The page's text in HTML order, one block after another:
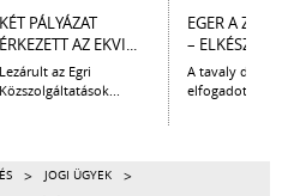
KÉT PÁLYÁZAT
ÉRKEZETT AZ EKVI...
Lezárult az Egri
Közszolgáltatások...
EGER A
– ELKÉSZÜLT
A tavaly
elfogadott
> JOGI ÜGYEK >